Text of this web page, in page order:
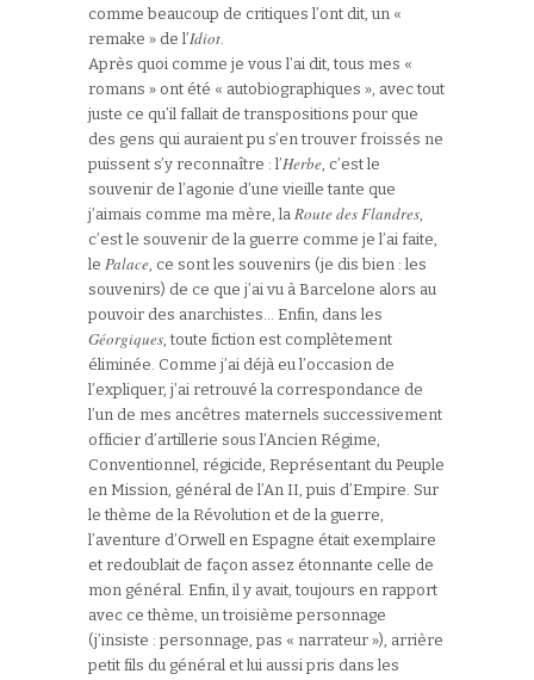
comme beaucoup de critiques l’ont dit, un «
remake » de l’Idiot.
Après quoi comme je vous l’ai dit, tous mes «
romans » ont été « autobiographiques », avec tout
juste ce qu’il fallait de transpositions pour que
des gens qui auraient pu s’en trouver froissés ne
puissent s’y reconnaître : l’Herbe, c’est le
souvenir de l’agonie d’une vieille tante que
j’aimais comme ma mère, la Route des Flandres,
c’est le souvenir de la guerre comme je l’ai faite,
le Palace, ce sont les souvenirs (je dis bien : les
souvenirs) de ce que j’ai vu à Barcelone alors au
pouvoir des anarchistes… Enfin, dans les
Géorgiques, toute fiction est complètement
éliminée. Comme j’ai déjà eu l’occasion de
l’expliquer, j’ai retrouvé la correspondance de
l’un de mes ancêtres maternels successivement
officier d’artillerie sous l’Ancien Régime,
Conventionnel, régicide, Représentant du Peuple
en Mission, général de l’An II, puis d’Empire. Sur
le thème de la Révolution et de la guerre,
l’aventure d’Orwell en Espagne était exemplaire
et redoublait de façon assez étonnante celle de
mon général. Enfin, il y avait, toujours en rapport
avec ce thème, un troisième personnage
(j’insiste : personnage, pas « narrateur »), arrière
petit fils du général et lui aussi pris dans les